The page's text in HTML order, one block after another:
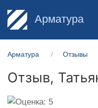
Арматура
Арматура Отзывы
Отзыв,